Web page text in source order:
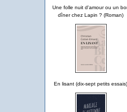
Une folle nuit d'amour ou un
dîner chez Lapin ? (Roman)
En lisant (dix-sept petits essais)